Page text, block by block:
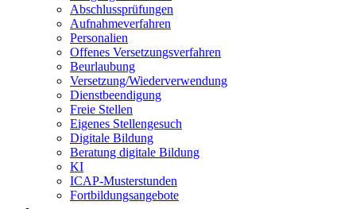
Abschlussprüfungen
Aufnahmeverfahren
Personalien
Offenes Versetzungsverfahren
Beurlaubung
Versetzung/Wiederverwendung
Dienstbeendigung
Freie Stellen
Eigenes Stellengesuch
Digitale Bildung
Beratung digitale Bildung
KI
ICAP-Musterstunden
Fortbildungsangebote